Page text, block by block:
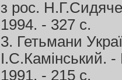
з рос.
1994. - 327 с.
3. Гетьмани
І.С.Камінський. -
1991. - 215 с.